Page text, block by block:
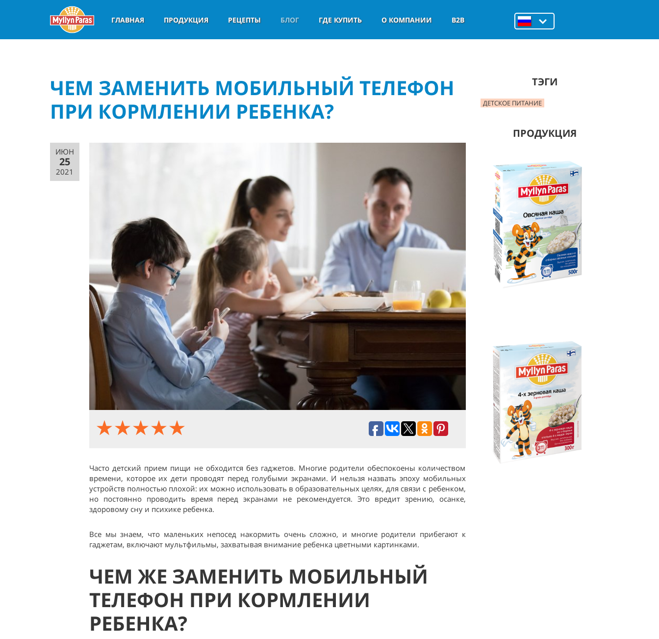
ГЛАВНАЯ ПРОДУКЦИЯ РЕЦЕПТЫ БЛОГ ГДЕ КУПИТЬ О КОМПАНИИ B2B
ЧЕМ ЗАМЕНИТЬ МОБИЛЬНЫЙ ТЕЛЕФОН
ПРИ КОРМЛЕНИИ РЕБЕНКА?
ИЮН
25
2021
Часто детский прием пищи не обходится без гаджетов. Многие родители обеспокоены количеством
времени, которое их дети проводят перед голубыми экранами. И нельзя назвать эпоху мобильных
устройств полностью плохой: их можно использовать в образовательных целях, для связи с ребенком,
но постоянно проводить время перед экранами не рекомендуется. Это вредит зрению, осанке,
здоровому сну и психике ребенка.
Все мы знаем, что маленьких непосед накормить очень сложно, и многие родители прибегают к
гаджетам, включают мультфильмы, захватывая внимание ребенка цветными картинками.
ЧЕМ ЖЕ ЗАМЕНИТЬ МОБИЛЬНЫЙ
ТЕЛЕФОН ПРИ КОРМЛЕНИИ
РЕБЕНКА?
ТЭГИ
ДЕТСКОЕ ПИТАНИЕ
ПРОДУКЦИЯ